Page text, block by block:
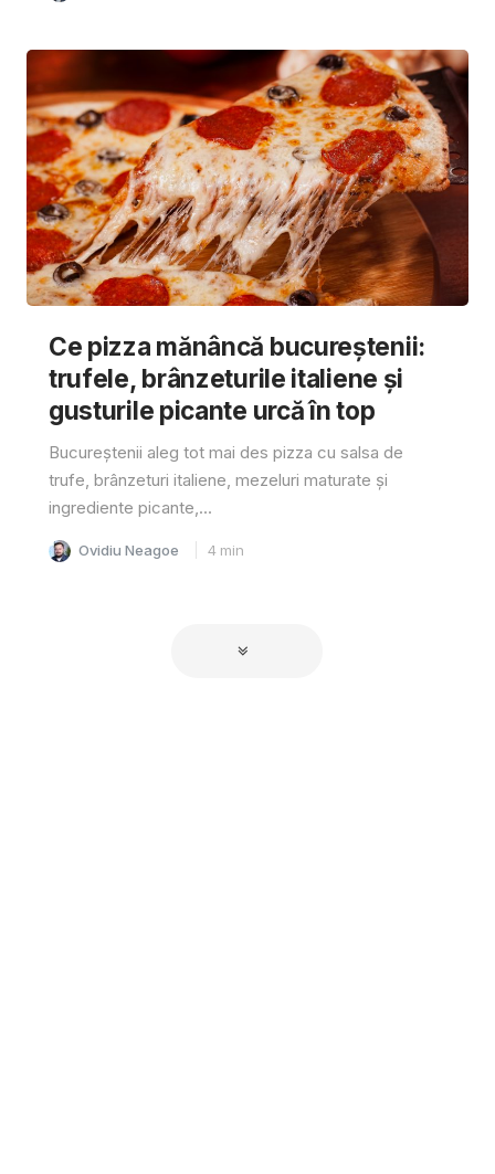
Ce pizza mănâncă bucureștenii:
trufele, brânzeturile italiene și
gusturile picante urcă în top
Bucureștenii aleg tot mai des pizza cu salsa de
trufe, brânzeturi italiene, mezeluri maturate și
ingrediente picante,...
Ovidiu Neagoe 4 min